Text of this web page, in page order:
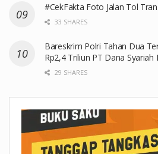
#CekFakta Foto Jalan Tol
33 SHARES
Bareskrim Polri Tahan Dua
Rp2,4 Triliun PT Dana Syariah
29 SHARES